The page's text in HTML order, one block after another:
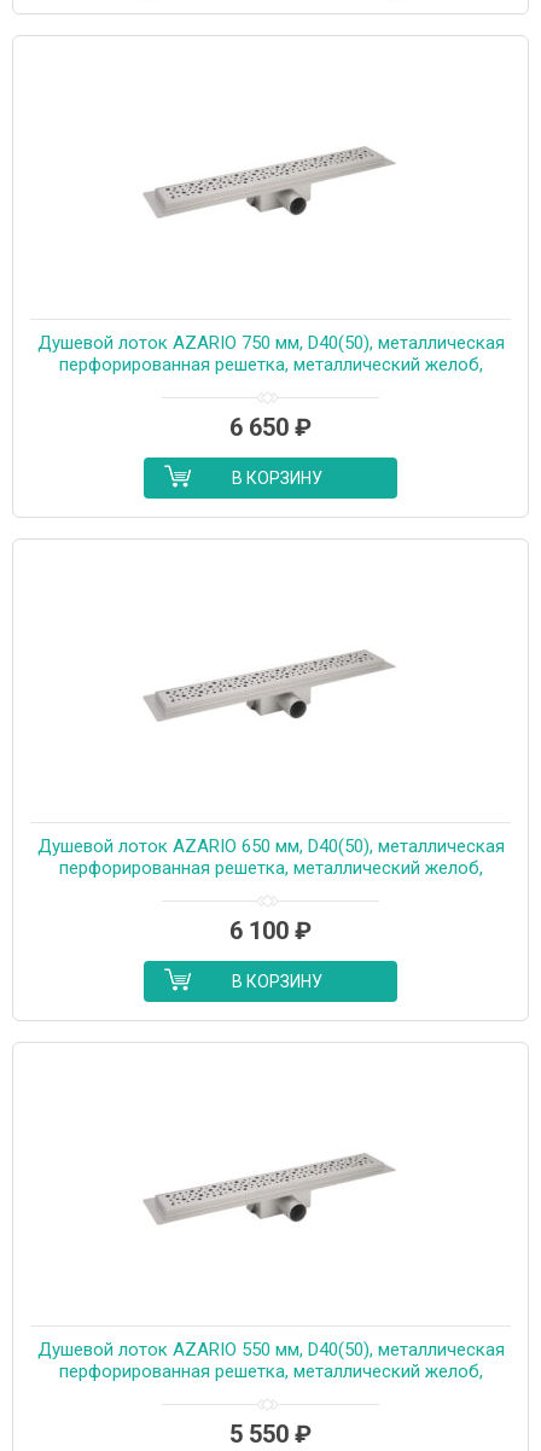
Душевой лоток AZARIO 750 мм, D40(50), металлическая
перфорированная решетка, металлический желоб,
6 650 ₽
В КОРЗИНУ
Душевой лоток AZARIO 650 мм, D40(50), металлическая
перфорированная решетка, металлический желоб,
6 100 ₽
В КОРЗИНУ
Душевой лоток AZARIO 550 мм, D40(50), металлическая
перфорированная решетка, металлический желоб,
5 550 ₽